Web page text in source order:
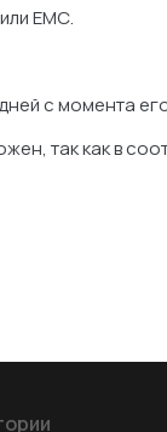
ЕМС.
с момента
так как в